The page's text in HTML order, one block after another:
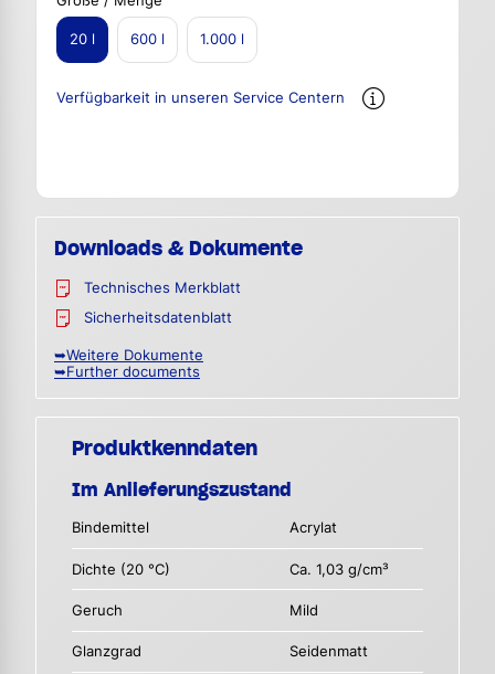
20 l 600 l 1.000 l
Verfügbarkeit in unseren Service Centern
Downloads & Dokumente
Technisches Merkblatt
Sicherheitsdatenblatt
➥Weitere Dokumente
➥Further documents
Produktkenndaten
Im Anlieferungszustand
Bindemittel Acrylat
Dichte (20 °C) Ca. 1,03 g/cm³
Geruch Mild
Glanzgrad Seidenmatt